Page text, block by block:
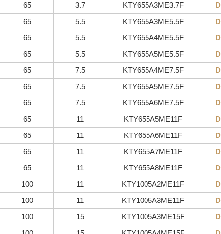
65
3.7 KTY655A3ME3.7F
65
5.5 KTY655A3ME5.5F
65
5.5 KTY655A4ME5.5F
65
5.5 KTY655A5ME5.5F
65
7.5 KTY655A4ME7.5F
65
7.5 KTY655A5ME7.5F
65
7.5 KTY655A6ME7.5F
65
11 KTY655A5ME11F
65
11 KTY655A6ME11F
65
11 KTY655A7ME11F
65
11 KTY655A8ME11F
100
11 KTY1005A2ME11F
100
11 KTY1005A3ME11F
100
15 KTY1005A3ME15F